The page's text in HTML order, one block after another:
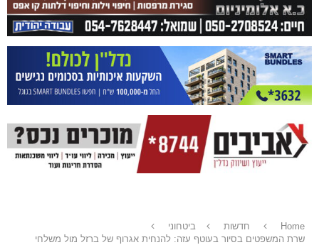
Home חדשות
ביטחוני
שרת המשפטים בסיור בעוטף עזה: להנחית אגרוף של ברזל מול משלחי